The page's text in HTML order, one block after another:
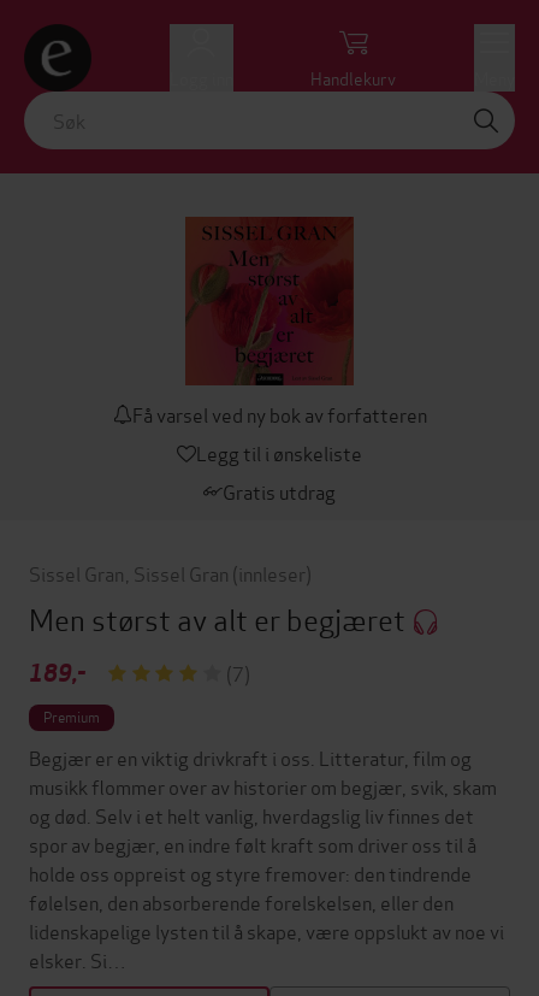
Handlekurv
Få varsel ved ny bok av forfatteren
Legg til i ønskeliste
Gratis utdrag
Sissel Gran Sissel Gran (innleser)
Men størst av alt er begjæret
189,- (7)
Premium
Begjær er en viktig drivkraft i oss. Litteratur, film og
musikk flommer over av historier om begjær, svik, skam
og død. Selv i et helt vanlig, hverdagslig liv finnes det
spor av begjær, en indre følt kraft som driver oss til å
holde oss oppreist og styre fremover: den tindrende
følelsen, den absorberende forelskelsen, eller den
lidenskapelige lysten til å skape, være oppslukt av noe vi
elsker. Si…